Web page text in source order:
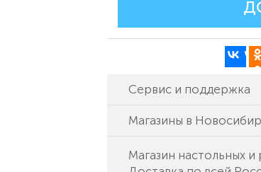
Сервис и поддержка
Магазины в
Магазин настольных